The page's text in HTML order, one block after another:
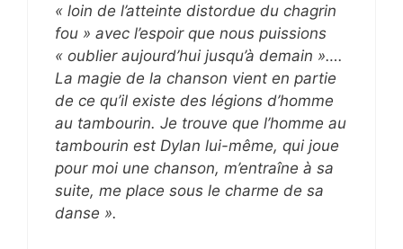
« loin de l’atteinte distordue du chagrin
fou » avec l’espoir que nous puissions
« oublier aujourd’hui jusqu’à demain »….
La magie de la chanson vient en partie
de ce qu’il existe des légions d’homme
au tambourin. Je trouve que l’homme au
tambourin est Dylan lui-même, qui joue
pour moi une chanson, m’entraîne à sa
suite, me place sous le charme de sa
danse ».